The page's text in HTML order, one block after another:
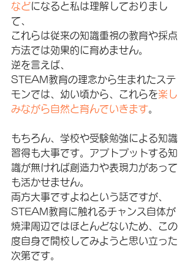
などになると私は理解しておりまし
て、
これらは従来の知識重視の教育や採点
方法では効果的に育めません。
逆を言えば、
STEAM教育の理念から生まれたステ
モンでは、幼い頃から、これらを楽し
みながら自然と育んでいきます。
もちろん、学校や受験勉強による知識
習得も大事です。アプトプットする知
識が無ければ創造力や表現力があって
も活かせません。
両方大事ですよねという話ですが、
STEAM教育に触れるチャンス自体が
焼津周辺ではほとんどないため、この
度自身で開校してみようと思い立った
次第です。